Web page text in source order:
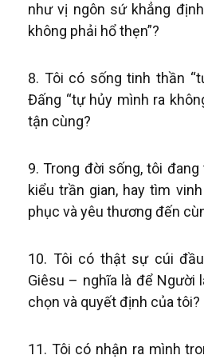
như vị ngôn sứ khẳng
không phải hổ thẹn”?
Tôi có sống tinh thần
Đấng “tự hủy mình ra
tận cùng?
Trong đời sống, tôi đang
kiểu trần gian, hay tìm
phục và yêu thương đến
Tôi có thật sự cúi
Giêsu – nghĩa là để Người
chọn và quyết định của tôi?
Tôi có nhận ra mình